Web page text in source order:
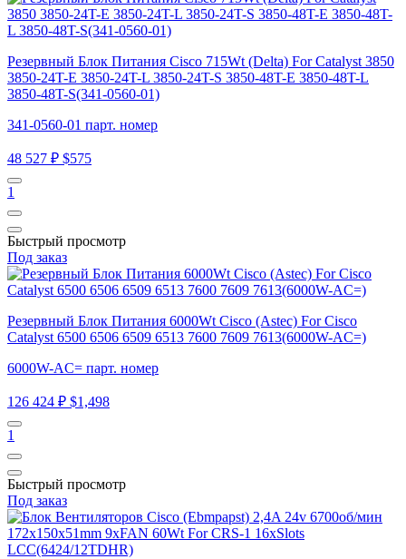
Резервный Блок Питания Cisco 715Wt (Delta) For Catalyst 3850
3850-24T-E 3850-24T-L 3850-24T-S 3850-48T-E 3850-48T-L
3850-48T-S(341-0560-01)
341-0560-01 парт. номер
48 527 ₽ $575
1
Быстрый просмотр
Под заказ
Резервный Блок Питания 6000Wt Cisco (Astec) For Cisco
Catalyst 6500 6506 6509 6513 7600 7609 7613(6000W-AC=)
6000W-AC= парт. номер
126 424 ₽ $1,498
1
Быстрый просмотр
Под заказ